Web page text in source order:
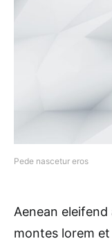
Pede nascetur eros
Aenean
montes lorem